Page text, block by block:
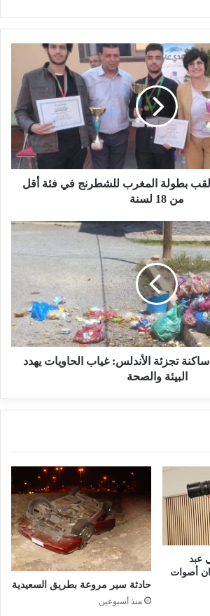
و
ق
ع
ا
ل
و
ب
ي
س
ب
و
ك
ت
ي
و
ب
بطولة المغرب للشطرنج في فئة أقل
من 18 لسنة
تجزئة الأندلس: غياب الحاويات يهدد
البيئة والصحة
عبد
أصوات
حادثة سير مروعة بطريق السعيدية
منذ أسبوعين